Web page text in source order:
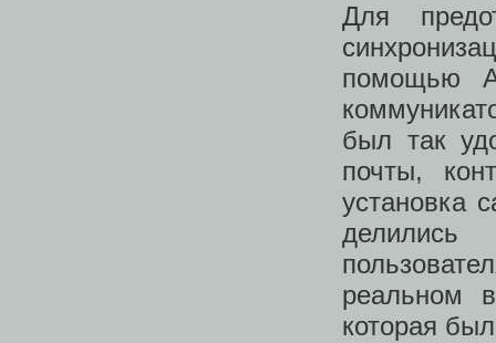
Для
помощью
был так
почты,
установка
реальном
которая